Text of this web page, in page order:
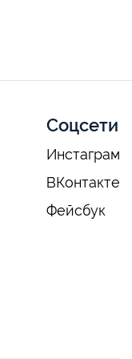
Соцсети
Инстаграм
ВКонтакте
Фейсбук